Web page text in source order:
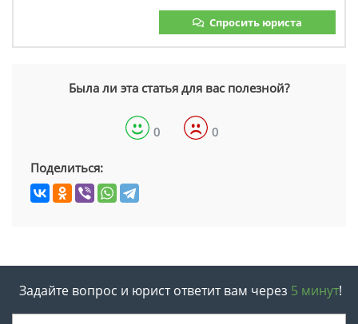
Спросить юриста
Была ли эта статья для вас полезной?
0 0
Поделиться:
Задайте вопрос и юрист ответит вам через 5 минут!